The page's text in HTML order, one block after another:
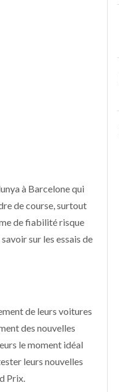
à Barcelone qui
de course, surtout
de fiabilité risque
sur les essais de
de leurs voitures
des nouvelles
le moment idéal
leurs nouvelles
Prix.